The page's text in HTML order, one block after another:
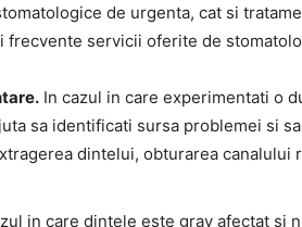
de urgenta, cat si
servicii oferite de
In cazul in care experimentati o
sa identificati sursa problemei si
dintelui, obturarea canalului
in care dintele este grav afectat si